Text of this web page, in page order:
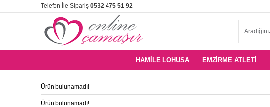
Telefon İle Sipariş 0532 475 51 92
HAMILE LOHUSA EMZIRME ATLETI
Ürün bulunamadı!
Ürün bulunamadı!